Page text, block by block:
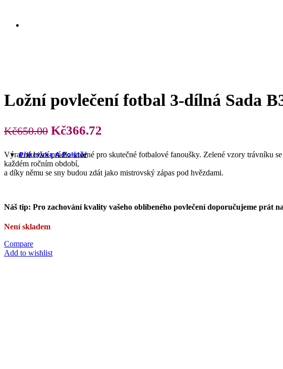
Přikrývka A Polštář
Ložní povlečení fotbal 3-dílná Sada
Kč650.00 Původní
byla:
Kč650.00.
Kč366.72
je:
Kč366.72.
Výrazné ložní prádlo určené pro skutečné fotbalové fanoušky. Zelené vzory trávníku
každém ročním období,
a díky němu se sny budou zdát jako mistrovský zápas pod hvězdami.
Náš tip: Pro zachování kvality vašeho oblíbeného povlečení doporučujeme prát
Není skladem
Compare
Add to wishlist